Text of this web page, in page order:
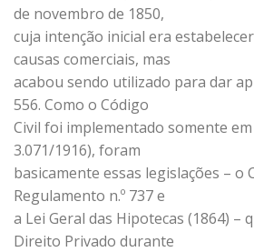
de novembro de 1850,
cuja intenção inicial era
causas comerciais, mas
acabou sendo utilizado para dar
556. Como o Código
Civil foi implementado somente em
3.071/1916), foram
basicamente essas legislações – o
Regulamento n.º 737 e
a Lei Geral das Hipotecas (1864) –
Direito Privado durante